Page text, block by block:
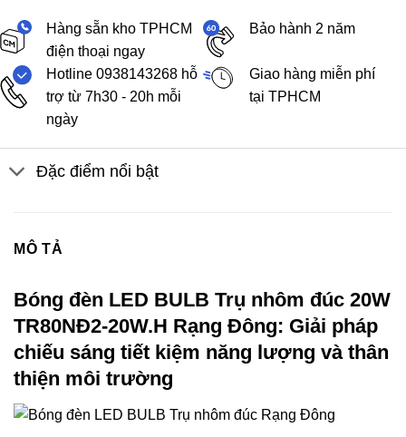
Hàng sẵn kho TPHCM
điện thoại ngay
Bảo hành 2 năm
Hotline 0938143268 hỗ
trợ từ 7h30 - 20h mỗi
ngày
Giao hàng miễn phí
tại TPHCM
Đặc điểm nổi bật
MÔ TẢ
Bóng đèn LED BULB Trụ nhôm đúc 20W
TR80NĐ2-20W.H Rạng Đông: Giải pháp
chiếu sáng tiết kiệm năng lượng và thân
thiện môi trường